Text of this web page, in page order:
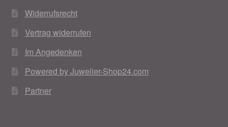
Widerrufsrecht
Vertrag widerrufen
Im Angedenken
Powered by Juwelier-Shop24.com
Partner